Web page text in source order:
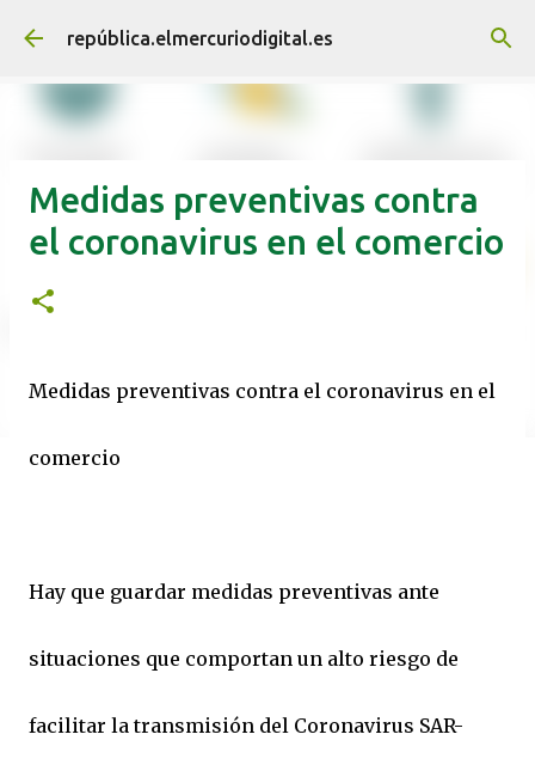
Ir al contenido principal
república.elmercuriodigital.es
Medidas preventivas contra
el coronavirus en el comercio
Medidas preventivas contra el coronavirus en el
comercio
Hay que guardar medidas preventivas ante
situaciones que comportan un alto riesgo de
facilitar la transmisión del Coronavirus SAR-